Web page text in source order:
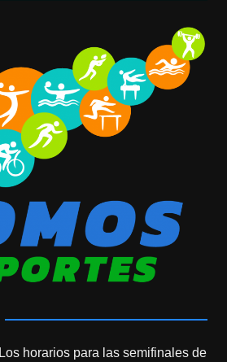
Los horarios para las semifinales de